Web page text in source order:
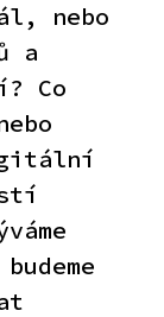
nebo
a
Co